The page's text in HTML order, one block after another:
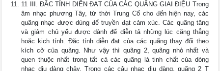
11 III. ĐẶC TÍNH DIỄN ĐẠT CỦA CÁC QUÃNG GIAI ĐIỆU Trong
âm nhạc phương Tây, từ thời Trung Cổ cho đến hiện nay, các
quãng nhạc được dùng để truyền đạt cảm xúc. Các quãng tăng
và giảm chủ yếu được dành để diễn tả những lúc căng thẳng
hoặc kịch tính. Đặc tính diễn đạt của các quãng thay đổi theo
kích cỡ của quãng. Như vậy thì quãng 2, quãng nhỏ nhất và
quen thuộc nhất trong tất cả các quãng là tinh chất của dòng
nhạc dịu dàng chảy. Trong các câu nhạc dịu dàng, quãng 2 T